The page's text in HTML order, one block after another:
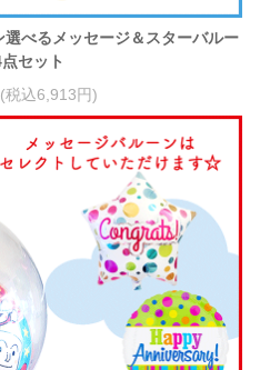
選べるメッセージ＆スターバルー
セット
税込6,913円)